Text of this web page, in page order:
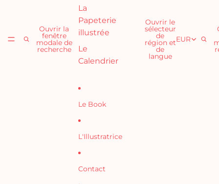
Ouvrir la
fenêtre
modale de
recherche
La
Papeterie
illustrée
Le
Calendrier
Le Book
L'Illustratrice
Contact
Ouvrir le
sélecteur
de
région et
de
langue
EUR